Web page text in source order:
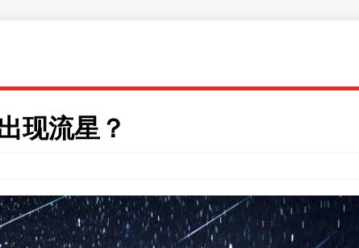
现流星？